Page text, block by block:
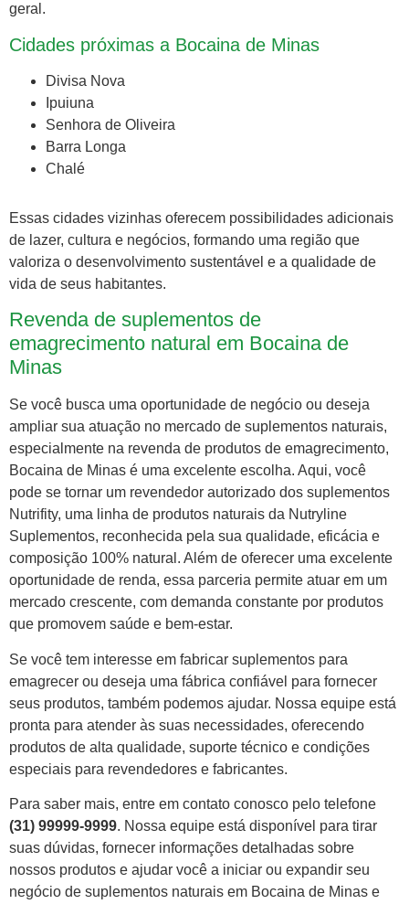
geral.
Cidades próximas a Bocaina de Minas
Divisa Nova
Ipuiuna
Senhora de Oliveira
Barra Longa
Chalé
Essas cidades vizinhas oferecem possibilidades adicionais
de lazer, cultura e negócios, formando uma região que
valoriza o desenvolvimento sustentável e a qualidade de
vida de seus habitantes.
Revenda de suplementos de
emagrecimento natural em Bocaina de
Minas
Se você busca uma oportunidade de negócio ou deseja
ampliar sua atuação no mercado de suplementos naturais,
especialmente na revenda de produtos de emagrecimento,
Bocaina de Minas é uma excelente escolha. Aqui, você
pode se tornar um revendedor autorizado dos suplementos
Nutrifity, uma linha de produtos naturais da Nutryline
Suplementos, reconhecida pela sua qualidade, eficácia e
composição 100% natural. Além de oferecer uma excelente
oportunidade de renda, essa parceria permite atuar em um
mercado crescente, com demanda constante por produtos
que promovem saúde e bem-estar.
Se você tem interesse em fabricar suplementos para
emagrecer ou deseja uma fábrica confiável para fornecer
seus produtos, também podemos ajudar. Nossa equipe está
pronta para atender às suas necessidades, oferecendo
produtos de alta qualidade, suporte técnico e condições
especiais para revendedores e fabricantes.
Para saber mais, entre em contato conosco pelo telefone
(31) 99999-9999. Nossa equipe está disponível para tirar
suas dúvidas, fornecer informações detalhadas sobre
nossos produtos e ajudar você a iniciar ou expandir seu
negócio de suplementos naturais em Bocaina de Minas e